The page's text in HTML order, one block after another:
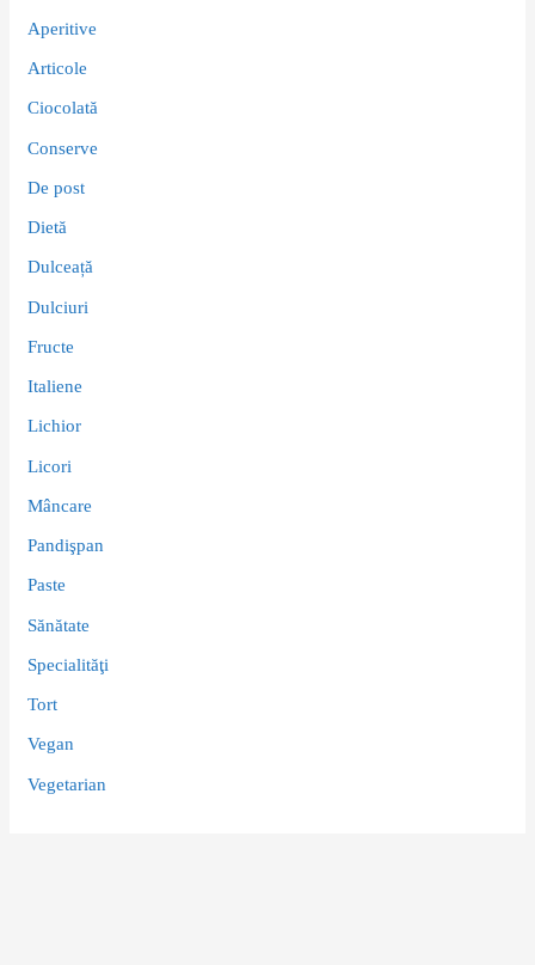
Aperitive
Articole
Ciocolată
Conserve
De post
Dietă
Dulceață
Dulciuri
Fructe
Italiene
Lichior
Licori
Mâncare
Pandişpan
Paste
Sănătate
Specialităţi
Tort
Vegan
Vegetarian